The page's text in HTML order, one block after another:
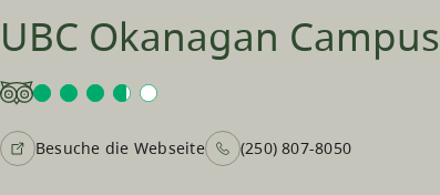
UBC Okanagan Campus
Besuche die Webseite (250) 807-8050